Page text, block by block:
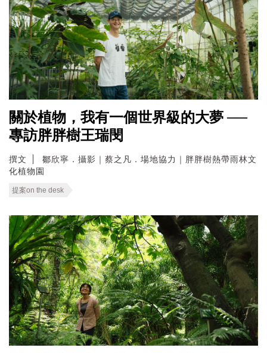
關於植物，我有一個世界級的大夢 ──
專訪胖胖樹王瑞閔
撰文
鄒欣寧．攝影｜蔡之凡．場地協力｜胖胖樹熱帶雨林文
化植物園
提案on the desk